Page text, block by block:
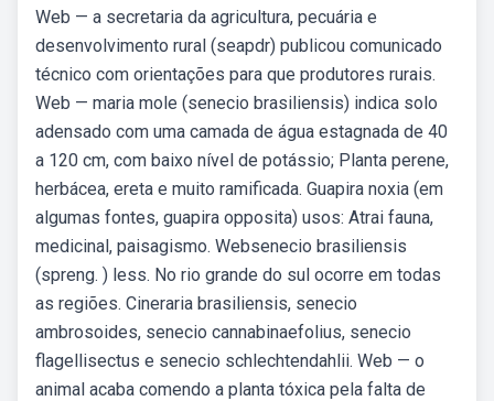
Web — a secretaria da agricultura, pecuária e
desenvolvimento rural (seapdr) publicou comunicado
técnico com orientações para que produtores rurais.
Web — maria mole (senecio brasiliensis) indica solo
adensado com uma camada de água estagnada de 40
a 120 cm, com baixo nível de potássio; Planta perene,
herbácea, ereta e muito ramificada. Guapira noxia (em
algumas fontes, guapira opposita) usos: Atrai fauna,
medicinal, paisagismo. Websenecio brasiliensis
(spreng. ) less. No rio grande do sul ocorre em todas
as regiões. Cineraria brasiliensis, senecio
ambrosoides, senecio cannabinaefolius, senecio
flagellisectus e senecio schlechtendahlii. Web — o
animal acaba comendo a planta tóxica pela falta de